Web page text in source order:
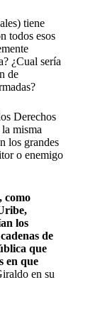
tiene
todos esos
¿Cual sería
de
Derechos
misma
los grandes
o enemigo
como
los
de
que
en que
en su